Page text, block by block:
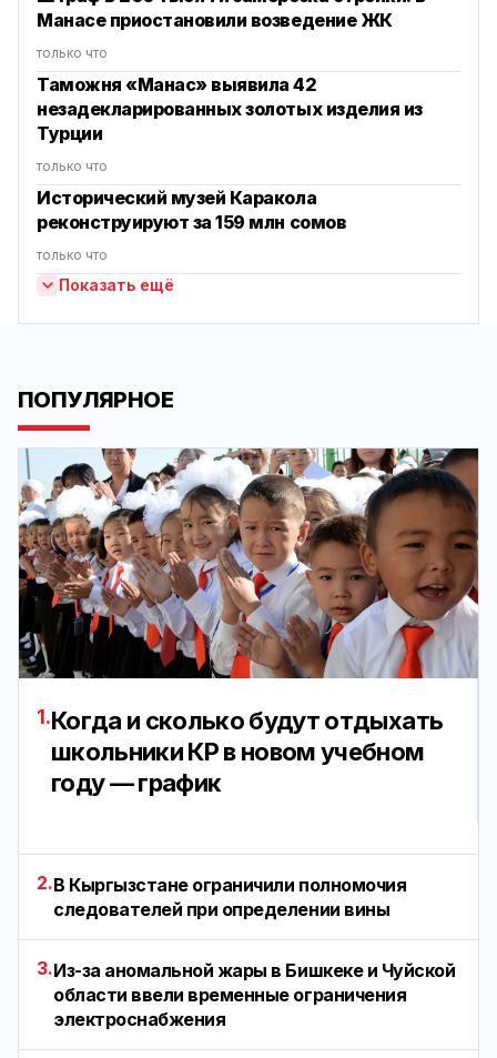
Манасе приостановили возведение ЖК
только что
Таможня «Манас» выявила 42
незадекларированных золотых изделия из
Турции
только что
Исторический музей Каракола
реконструируют за 159 млн сомов
только что
Показать ещё
ПОПУЛЯРНОЕ
1.Когда и сколько будут отдыхать
школьники КР в новом учебном
году — график
2.В Кыргызстане ограничили полномочия
следователей при определении вины
3.Из-за аномальной жары в Бишкеке и Чуйской
области ввели временные ограничения
электроснабжения